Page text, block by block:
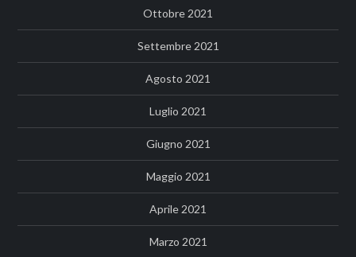
Ottobre 2021
Settembre 2021
Agosto 2021
Luglio 2021
Giugno 2021
Maggio 2021
Aprile 2021
Marzo 2021